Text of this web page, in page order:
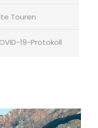
Touren
19-Protokoll